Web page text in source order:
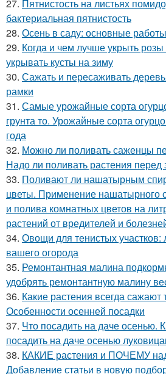
27. Пятнистость на листьях
бактериальная пятнистость
28. Осень в саду: основные
29. Когда и чем лучше укрыть
укрывать кусты на зиму
30. Сажать и пересаживать
рамки
31. Самые урожайные сорта
грунта то. Урожайные сорта
года
32. Можно ли поливать саженцы
Надо ли поливать растения перед
33. Поливают ли нашатырным
цветы. Применение нашатырного
и полива комнатных цветов на
растений от вредителей и
34. Овощи для тенистых
вашего огорода
35. Ремонтантная малина
удобрять ремонтантную малину
36. Какие растения всегда сажают
Особенности осенней посадки
37. Что посадить на даче осенью.
посадить на даче осенью
38. КАКИЕ растения и ПОЧЕМУ
Добавление статьи в новую